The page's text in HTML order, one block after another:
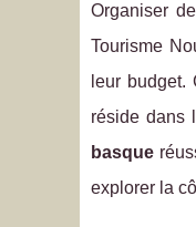
Organiser
Tourisme
leur budget.
réside dans
basque
explorer la